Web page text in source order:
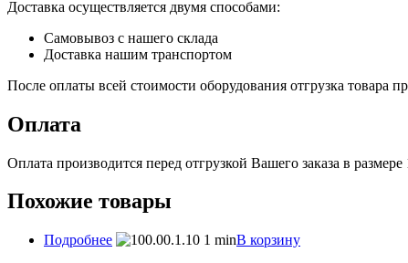
Доставка осуществляется двумя способами:
Самовывоз с нашего склада
Доставка нашим транспортом
После оплаты всей стоимости оборудования отгрузка товара
Оплата
Оплата производится перед отгрузкой Вашего заказа в
Похожие товары
Подробнее В корзину